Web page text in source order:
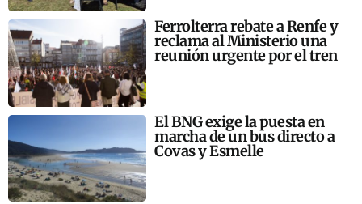
Ferrolterra rebate a Renfe y
reclama al Ministerio una
reunión urgente por el tren
El BNG exige la puesta en
marcha de un bus directo a
Covas y Esmelle